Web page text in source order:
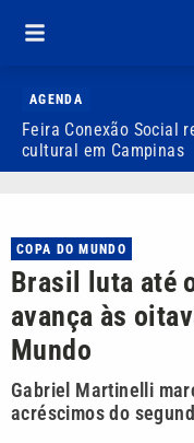
AGENDA
Feira Conexão Social
cultural em Campinas
COPA DO MUNDO
Brasil luta até
avança às
Mundo
Gabriel Martinelli
acréscimos do